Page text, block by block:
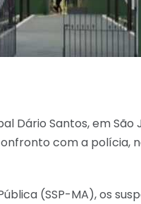
Dário Santos, em São
com a polícia,
(SSP-MA), os